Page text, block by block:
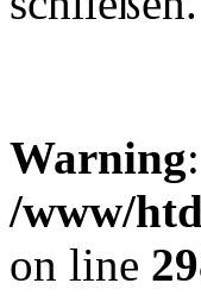
Warning
/www/
on line